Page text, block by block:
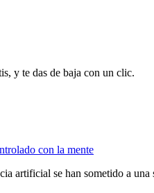
y te das de baja con un clic.
con la mente
artificial se han sometido a